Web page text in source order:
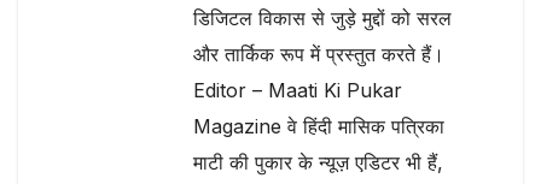
डिजिटल विकास से जुड़े मुद्दों को सरल
और तार्किक रूप में प्रस्तुत करते हैं।
Editor – Maati Ki Pukar
Magazine वे हिंदी मासिक पत्रिका
माटी की पुकार के न्यूज़ एडिटर भी हैं,